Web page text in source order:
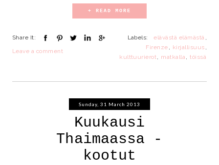
+ READ MORE
Share It:
Leave a comment
Labels: elävästä elämästä ,
Firenze , kirjallisuus ,
kulttuurierot, matkalla , töissä
Sunday, 31 March 2013
Kuukausi
Thaimaassa -
kootut